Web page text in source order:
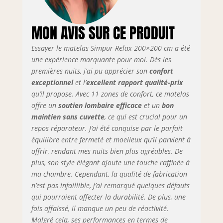
aérations qui
respirabilité.
MON AVIS SUR CE PRODUIT
Essayer le matelas Simpur Relax 200×200 cm a été
une expérience marquante pour moi. Dès les
premières nuits, j’ai pu apprécier son confort
exceptionnelet l’excellent rapport qualité-prix
qu’il propose. Avec 11 zones de confort, ce matelas
offre un soutien lombaire efficaceet un bon
maintien sans cuvette, ce qui est crucial pour un
repos réparateur. J’ai été conquise par le parfait
équilibre entre fermeté et moelleux qu’il parvient à
offrir, rendant mes nuits bien plus agréables. De
plus, son style élégant ajoute une touche raffinée à
ma chambre. Cependant, la qualité de fabrication
n’est pas infaillible, j’ai remarqué quelques défauts
qui pourraient affecter la durabilité. De plus, une
fois affaissé, il manque un peu de réactivité.
Malgré cela, ses performances en termes de